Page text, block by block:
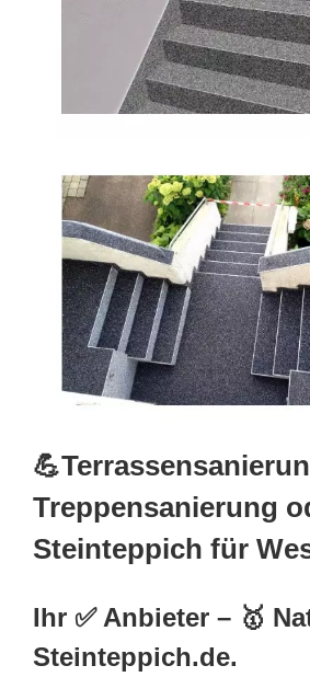
Treppensanierung
Steinteppich für
Ihr ✅ Anbieter – 🥇
Steinteppich.de.